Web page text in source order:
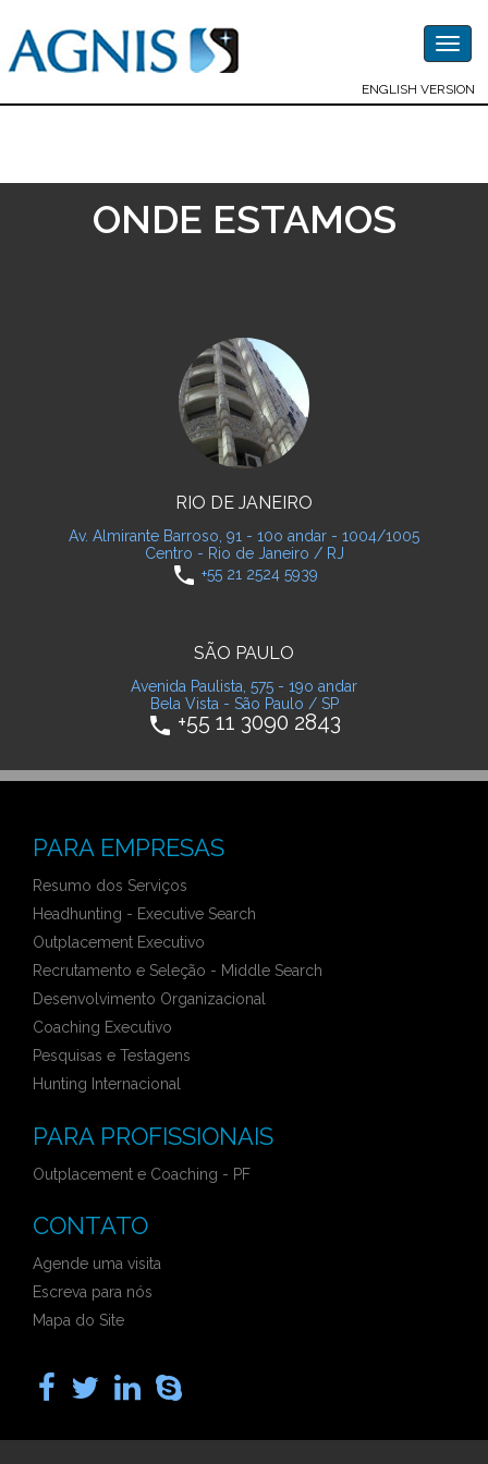
ENGLISH VERSION
ONDE ESTAMOS
RIO DE JANEIRO
Av. Almirante Barroso, 91 - 10o andar - 1004/1005
Centro - Rio de Janeiro / RJ
phone +55 21 2524 5939
SÃO PAULO
Avenida Paulista, 575 - 19o andar
Bela Vista - São Paulo / SP
phone +55 11 3090 2843
PARA EMPRESAS
Resumo dos Serviços
Headhunting - Executive Search
Outplacement Executivo
Recrutamento e Seleção - Middle Search
Desenvolvimento Organizacional
Coaching Executivo
Pesquisas e Testagens
Hunting Internacional
PARA PROFISSIONAIS
Outplacement e Coaching - PF
CONTATO
Agende uma visita
Escreva para nós
Mapa do Site